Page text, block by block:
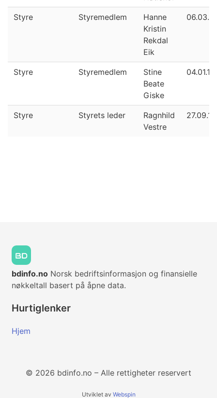
Styre Styremedlem
Hanne
Kristin
Rekdal
Eik
Styre Styremedlem
Stine
Beate
Giske
Styre Styrets leder
Ragnhild
Vestre
bdinfo.no Norsk bedriftsinformasjon og finansielle
nøkkeltall basert på åpne data.
Hurtiglenker
Hjem
© 2026 bdinfo.no – Alle rettigheter reservert
Utviklet av Webspin